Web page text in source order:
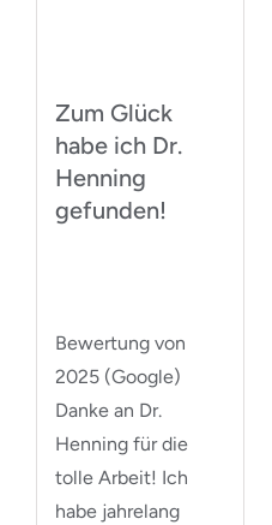
Zum Glück
habe ich Dr.
Henning
gefunden!
Bewertung von
2025 (Google)
Danke an Dr.
Henning für die
tolle Arbeit! Ich
habe jahrelang